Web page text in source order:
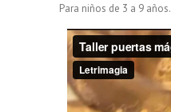
Para niños de 3 a 9 años.